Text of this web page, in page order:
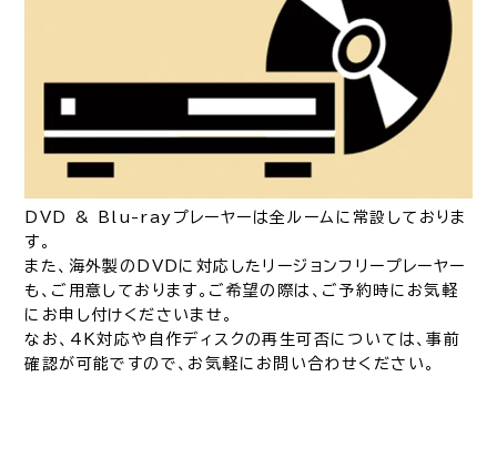
DVD & Blu-rayプレーヤーは全ルームに常設しておりま
す。
また、海外製のDVDに対応したリージョンフリープレーヤー
も、ご用意しております。ご希望の際は、ご予約時にお気軽
にお申し付けくださいませ。
なお、4K対応や自作ディスクの再生可否については、事前
確認が可能ですので、お気軽にお問い合わせください。